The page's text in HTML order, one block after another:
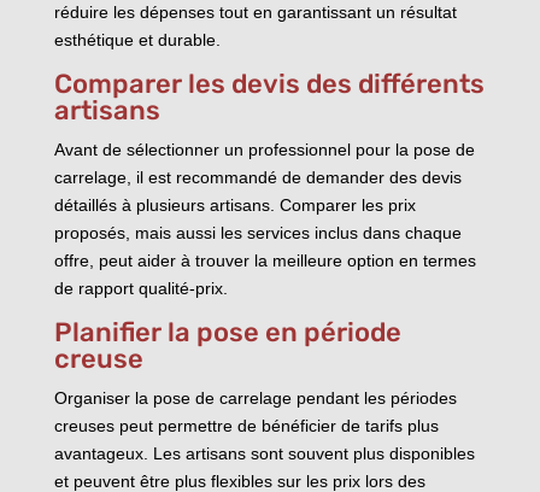
réduire les dépenses tout en garantissant un résultat
esthétique et durable.
Comparer les devis des différents
artisans
Avant de sélectionner un professionnel pour la pose de
carrelage, il est recommandé de demander des devis
détaillés à plusieurs artisans. Comparer les prix
proposés, mais aussi les services inclus dans chaque
offre, peut aider à trouver la meilleure option en termes
de rapport qualité-prix.
Planifier la pose en période
creuse
Organiser la pose de carrelage pendant les périodes
creuses peut permettre de bénéficier de tarifs plus
avantageux. Les artisans sont souvent plus disponibles
et peuvent être plus flexibles sur les prix lors des